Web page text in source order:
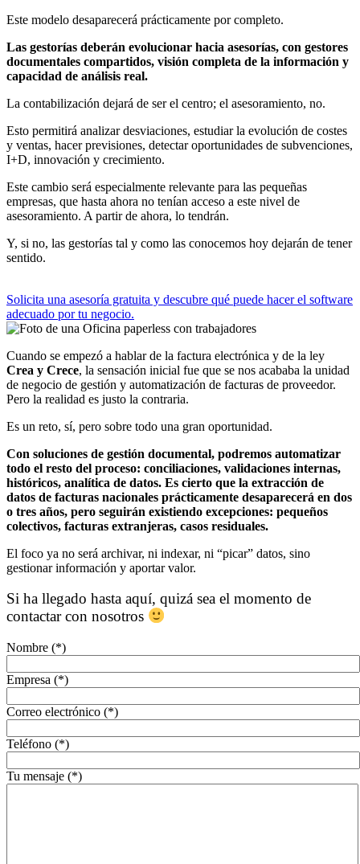
Este modelo desaparecerá prácticamente por completo.
Las gestorías deberán evolucionar hacia asesorías, con gestores
documentales compartidos, visión completa de la información y
capacidad de análisis real.
La contabilización dejará de ser el centro; el asesoramiento, no.
Esto permitirá analizar desviaciones, estudiar la evolución de costes
y ventas, hacer previsiones, detectar oportunidades de subvenciones,
I+D, innovación y crecimiento.
Este cambio será especialmente relevante para las pequeñas
empresas, que hasta ahora no tenían acceso a este nivel de
asesoramiento. A partir de ahora, lo tendrán.
Y, si no, las gestorías tal y como las conocemos hoy dejarán de tener
sentido.
Solicita una asesoría gratuita y descubre qué puede hacer el software
adecuado por tu negocio.
Cuando se empezó a hablar de la factura electrónica y de la ley
Crea y Crece, la sensación inicial fue que se nos acababa la unidad
de negocio de gestión y automatización de facturas de proveedor.
Pero la realidad es justo la contraria.
Es un reto, sí, pero sobre todo una gran oportunidad.
Con soluciones de gestión documental, podremos automatizar
todo el resto del proceso: conciliaciones, validaciones internas,
históricos, analítica de datos. Es cierto que la extracción de
datos de facturas nacionales prácticamente desaparecerá en dos
o tres años, pero seguirán existiendo excepciones: pequeños
colectivos, facturas extranjeras, casos residuales.
El foco ya no será archivar, ni indexar, ni “picar” datos, sino
gestionar información y aportar valor.
Si ha llegado hasta aquí, quizá sea el momento de
contactar con nosotros
Nombre (*)
Empresa (*)
Correo electrónico (*)
Teléfono (*)
Tu mensaje (*)